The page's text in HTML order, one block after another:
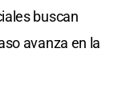
buscan
avanza en la